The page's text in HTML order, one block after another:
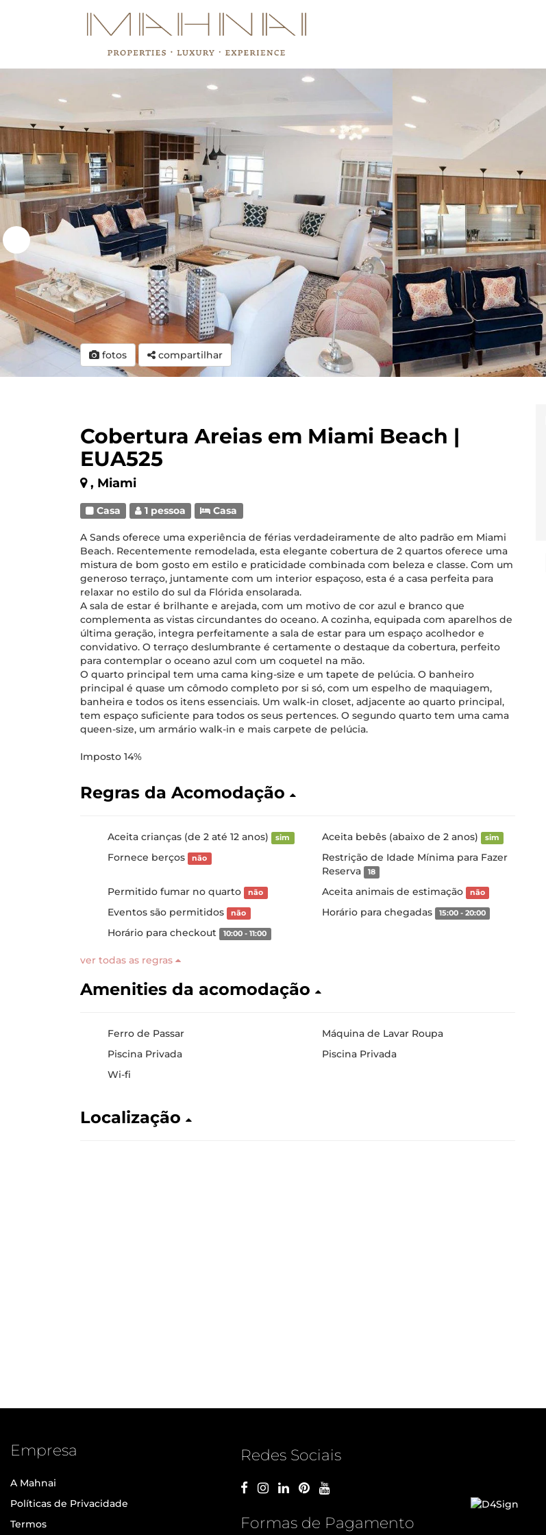
fotos compartilhar
Cobertura Areias em Miami Beach |
EUA525
, Miami
Casa 1 pessoa Casa
A Sands oferece uma experiência de férias verdadeiramente de alto padrão em Miami
Beach. Recentemente remodelada, esta elegante cobertura de 2 quartos oferece uma
mistura de bom gosto em estilo e praticidade combinada com beleza e classe. Com um
generoso terraço, juntamente com um interior espaçoso, esta é a casa perfeita para
relaxar no estilo do sul da Flórida ensolarada.
A sala de estar é brilhante e arejada, com um motivo de cor azul e branco que
complementa as vistas circundantes do oceano. A cozinha, equipada com aparelhos de
última geração, integra perfeitamente a sala de estar para um espaço acolhedor e
convidativo. O terraço deslumbrante é certamente o destaque da cobertura, perfeito
para contemplar o oceano azul com um coquetel na mão.
O quarto principal tem uma cama king-size e um tapete de pelúcia. O banheiro
principal é quase um cômodo completo por si só, com um espelho de maquiagem,
banheira e todos os itens essenciais. Um walk-in closet, adjacente ao quarto principal,
tem espaço suficiente para todos os seus pertences. O segundo quarto tem uma cama
queen-size, um armário walk-in e mais carpete de pelúcia.
Imposto 14%
Regras da Acomodação
Aceita crianças (de 2 até 12 anos) sim Aceita bebês (abaixo de 2 anos) sim
Fornece berços não
Restrição de Idade Mínima para Fazer
Reserva
18
Permitido fumar no quarto não Aceita animais de estimação não
Eventos são permitidos não Horário para chegadas 15:00 - 20:00
Horário para checkout 10:00 - 11:00
ver todas as regras
Amenities da acomodação
Ferro de Passar
Máquina de Lavar Roupa
Piscina Privada
Piscina Privada
Wi-fi
Localização
Empresa
A Mahnai
Políticas de Privacidade
Termos
Redes Sociais
Formas de Pagamento